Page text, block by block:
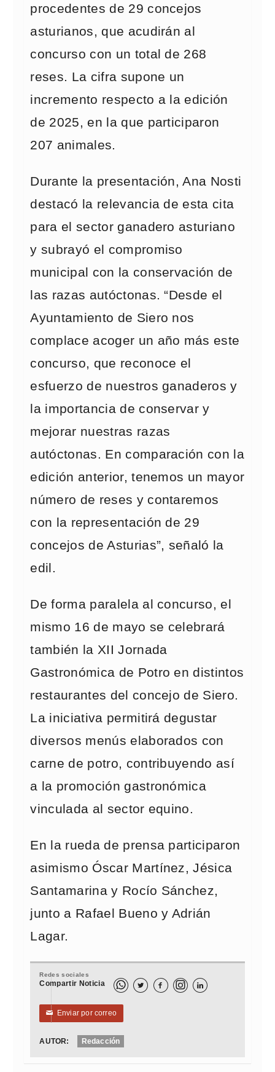
procedentes de 29 concejos
asturianos, que acudirán al
concurso con un total de 268
reses. La cifra supone un
incremento respecto a la edición
de 2025, en la que participaron
207 animales.
Durante la presentación, Ana Nosti
destacó la relevancia de esta cita
para el sector ganadero asturiano
y subrayó el compromiso
municipal con la conservación de
las razas autóctonas. “Desde el
Ayuntamiento de Siero nos
complace acoger un año más este
concurso, que reconoce el
esfuerzo de nuestros ganaderos y
la importancia de conservar y
mejorar nuestras razas
autóctonas. En comparación con la
edición anterior, tenemos un mayor
número de reses y contaremos
con la representación de 29
concejos de Asturias”, señaló la
edil.
De forma paralela al concurso, el
mismo 16 de mayo se celebrará
también la XII Jornada
Gastronómica de Potro en distintos
restaurantes del concejo de Siero.
La iniciativa permitirá degustar
diversos menús elaborados con
carne de potro, contribuyendo así
a la promoción gastronómica
vinculada al sector equino.
En la rueda de prensa participaron
asimismo Óscar Martínez, Jésica
Santamarina y Rocío Sánchez,
junto a Rafael Bueno y Adrián
Lagar.
Redes sociales
Compartir Noticia   
✉ Enviar por correo
AUTOR: Redacción